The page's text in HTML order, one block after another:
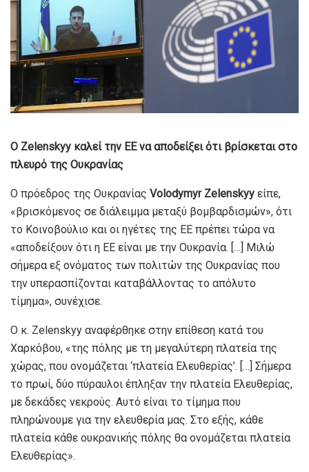
Ο Zelenskyy καλεί την ΕΕ να αποδείξει ότι βρίσκεται στο
πλευρό της Ουκρανίας
Ο πρόεδρος της Ουκρανίας Volodymyr Zelenskyy είπε,
«βρισκόμενος σε διάλειμμα μεταξύ βομβαρδισμών», ότι
το Κοινοβούλιο και οι ηγέτες της ΕΕ πρέπει τώρα να
«αποδείξουν ότι η ΕΕ είναι με την Ουκρανία. […] Μιλώ
σήμερα εξ ονόματος των πολιτών της Ουκρανίας που
την υπερασπίζονται καταβάλλοντας το απόλυτο
τίμημα», συνέχισε.
Ο κ. Zelenskyy αναφέρθηκε στην επίθεση κατά του
Χαρκόβου, «της πόλης με τη μεγαλύτερη πλατεία της
χώρας, που ονομάζεται ‘πλατεία Ελευθερίας’. […] Σήμερα
το πρωί, δύο πύραυλοι έπληξαν την πλατεία Ελευθερίας,
με δεκάδες νεκρούς. Αυτό είναι το τίμημα που
πληρώνουμε για την ελευθερία μας. Στο εξής, κάθε
πλατεία κάθε ουκρανικής πόλης θα ονομάζεται πλατεία
Ελευθερίας».